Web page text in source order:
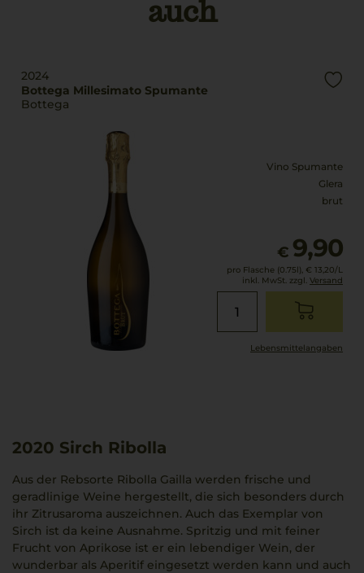
auch
2024
Bottega Millesimato Spumante
Bottega
Vino Spumante
Glera
brut
€ 9,90
pro Flasche (0.75l), € 13,20/L
inkl. MwSt. zzgl. Versand
Lebensmittel­angaben
2020 Sirch Ribolla
Aus der Rebsorte Ribolla Gailla werden frische und
geradlinige Weine hergestellt, die sich besonders durch
ihr Zitrusaroma auszeichnen. Auch das Exemplar von
Sirch ist da keine Ausnahme. Spritzig und mit feiner
Frucht von Aprikose ist er ein lebendiger Wein, der
wunderbar als Aperitif eingesetzt werden kann und auch